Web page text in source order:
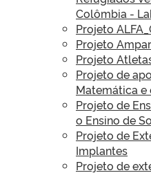
Colômbia -
Projeto
Projeto
Projeto
Projeto de
Matemática e
Projeto de
o Ensino de
Projeto de
Implantes
Projeto de